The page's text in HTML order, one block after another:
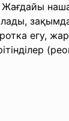
Жағдайы
егу,